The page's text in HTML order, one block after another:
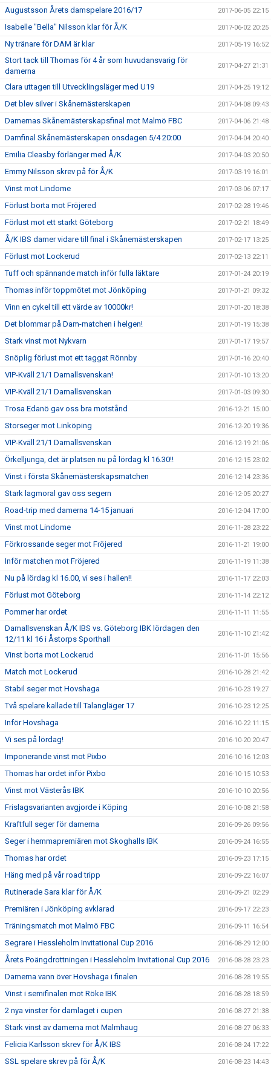
Augustsson Årets damspelare 2016/17 2017-06-05 22:15
Isabelle "Bella" Nilsson klar för Å/K 2017-06-02 20:25
Ny tränare för DAM är klar 2017-05-19 16:52
Stort tack till Thomas för 4 år som huvudansvarig för
damerna
2017-04-27 21:31
Clara uttagen till Utvecklingsläger med U19 2017-04-25 19:12
Det blev silver i Skånemästerskapen 2017-04-08 09:43
Damernas Skånemästerskapsfinal mot Malmö FBC 2017-04-06 21:48
Damfinal Skånemästerskapen onsdagen 5/4 20:00 2017-04-04 20:40
Emilia Cleasby förlänger med Å/K 2017-04-03 20:50
Emmy Nilsson skrev på för Å/K 2017-03-19 16:01
Vinst mot Lindome 2017-03-06 07:17
Förlust borta mot Fröjered 2017-02-28 19:46
Förlust mot ett starkt Göteborg 2017-02-21 18:49
Å/K IBS damer vidare till final i Skånemästerskapen 2017-02-17 13:25
Förlust mot Lockerud 2017-02-13 22:11
Tuff och spännande match inför fulla läktare 2017-01-24 20:19
Thomas inför toppmötet mot Jönköping 2017-01-21 09:32
Vinn en cykel till ett värde av 10000kr! 2017-01-20 18:38
Det blommar på Dam-matchen i helgen! 2017-01-19 15:38
Stark vinst mot Nykvarn 2017-01-17 19:57
Snöplig förlust mot ett taggat Rönnby 2017-01-16 20:40
VIP-Kväll 21/1 Damallsvenskan! 2017-01-10 13:20
VIP-Kväll 21/1 Damallsvenskan 2017-01-03 09:30
Trosa Edanö gav oss bra motstånd 2016-12-21 15:00
Storseger mot Linköping 2016-12-20 19:36
VIP-Kväll 21/1 Damallsvenskan 2016-12-19 21:06
Örkelljunga, det är platsen nu på lördag kl 16.30!! 2016-12-15 23:02
Vinst i första Skånemästerskapsmatchen 2016-12-14 23:36
Stark lagmoral gav oss segern 2016-12-05 20:27
Road-trip med damerna 14-15 januari 2016-12-04 17:00
Vinst mot Lindome 2016-11-28 23:22
Förkrossande seger mot Fröjered 2016-11-21 19:00
Inför matchen mot Fröjered 2016-11-19 11:38
Nu på lördag kl 16.00, vi ses i hallen!! 2016-11-17 22:03
Förlust mot Göteborg 2016-11-14 22:12
Pommer har ordet 2016-11-11 11:55
Damallsvenskan Å/K IBS vs. Göteborg IBK lördagen den
12/11 kl 16 i Åstorps Sporthall
2016-11-10 21:42
Vinst borta mot Lockerud 2016-11-01 15:56
Match mot Lockerud 2016-10-28 21:42
Stabil seger mot Hovshaga 2016-10-23 19:27
Två spelare kallade till Talangläger 17 2016-10-23 12:25
Inför Hovshaga 2016-10-22 11:15
Vi ses på lördag! 2016-10-20 20:47
Imponerande vinst mot Pixbo 2016-10-16 12:03
Thomas har ordet inför Pixbo 2016-10-15 10:53
Vinst mot Västerås IBK 2016-10-10 20:56
Frislagsvarianten avgjorde i Köping 2016-10-08 21:58
Kraftfull seger för damerna 2016-09-26 09:56
Seger i hemmapremiären mot Skoghalls IBK 2016-09-24 16:55
Thomas har ordet 2016-09-23 17:15
Häng med på vår road tripp 2016-09-22 16:07
Rutinerade Sara klar för Å/K 2016-09-21 02:29
Premiären i Jönköping avklarad 2016-09-17 22:23
Träningsmatch mot Malmö FBC 2016-09-11 16:54
Segrare i Hessleholm Invitational Cup 2016 2016-08-29 12:00
Årets Poängdrottningen i Hessleholm Invitational Cup 2016 2016-08-28 23:23
Damerna vann över Hovshaga i finalen 2016-08-28 19:55
Vinst i semifinalen mot Röke IBK 2016-08-28 18:59
2 nya vinster för damlaget i cupen 2016-08-27 21:38
Stark vinst av damerna mot Malmhaug 2016-08-27 06:33
Felicia Karlsson skrev för Å/K IBS 2016-08-24 17:22
SSL spelare skrev på för Å/K 2016-08-23 14:43